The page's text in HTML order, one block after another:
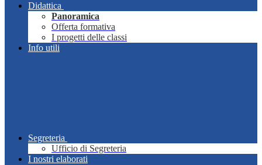
Didattica
Panoramica
Offerta formativa
I progetti delle classi
Info utili
Segreteria
Ufficio di Segreteria
I nostri elaborati